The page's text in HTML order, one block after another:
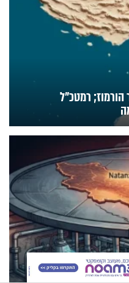
רמטכ"ל
האיראני - בידיהם